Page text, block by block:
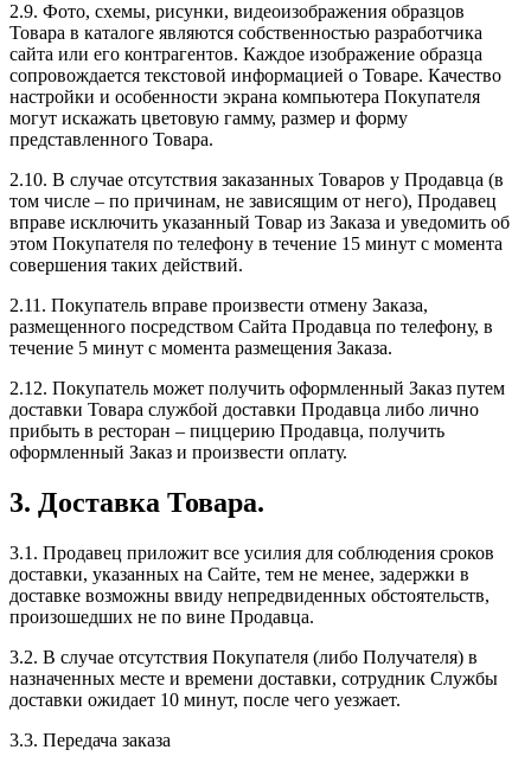
2.9. Фото, схемы, рисунки, видеоизображения образцов
Товара в каталоге являются собственностью разработчика
сайта или его контрагентов. Каждое изображение образца
сопровождается текстовой информацией о Товаре. Качество
настройки и особенности экрана компьютера Покупателя
могут искажать цветовую гамму, размер и форму
представленного Товара.
2.10. В случае отсутствия заказанных Товаров у Продавца (в
том числе – по причинам, не зависящим от него), Продавец
вправе исключить указанный Товар из Заказа и уведомить об
этом Покупателя по телефону в течение 15 минут с момента
совершения таких действий.
2.11. Покупатель вправе произвести отмену Заказа,
размещенного посредством Сайта Продавца по телефону, в
течение 5 минут с момента размещения Заказа.
2.12. Покупатель может получить оформленный Заказ путем
доставки Товара службой доставки Продавца либо лично
прибыть в ресторан – пиццерию Продавца, получить
оформленный Заказ и произвести оплату.
3. Доставка Товара.
3.1. Продавец приложит все усилия для соблюдения сроков
доставки, указанных на Сайте, тем не менее, задержки в
доставке возможны ввиду непредвиденных обстоятельств,
произошедших не по вине Продавца.
3.2. В случае отсутствия Покупателя (либо Получателя) в
назначенных месте и времени доставки, сотрудник Службы
доставки ожидает 10 минут, после чего уезжает.
3.3. Передача заказа